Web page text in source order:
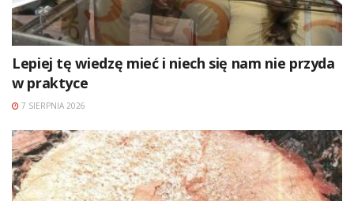
Lepiej tę wiedzę mieć i niech się nam nie przyda
w praktyce
7 SIERPNIA 2026